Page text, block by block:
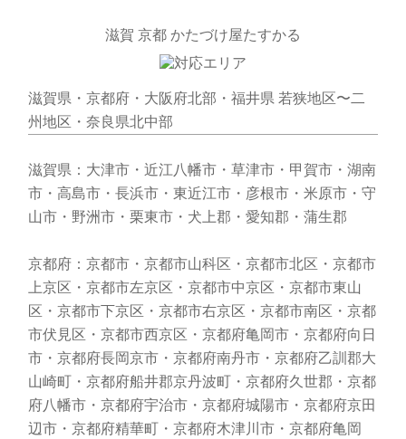
滋賀 京都 かたづけ屋たすかる
滋賀県・京都府・大阪府北部・福井県 若狭地区〜二
州地区・奈良県北中部
滋賀県：大津市・近江八幡市・草津市・甲賀市・湖南
市・高島市・長浜市・東近江市・彦根市・米原市・守
山市・野洲市・栗東市・犬上郡・愛知郡・蒲生郡
京都府：京都市・京都市山科区・京都市北区・京都市
上京区・京都市左京区・京都市中京区・京都市東山
区・京都市下京区・京都市右京区・京都市南区・京都
市伏見区・京都市西京区・京都府亀岡市・京都府向日
市・京都府長岡京市・京都府南丹市・京都府乙訓郡大
山崎町・京都府船井郡京丹波町・京都府久世郡・京都
府八幡市・京都府宇治市・京都府城陽市・京都府京田
辺市・京都府精華町・京都府木津川市・京都府亀岡